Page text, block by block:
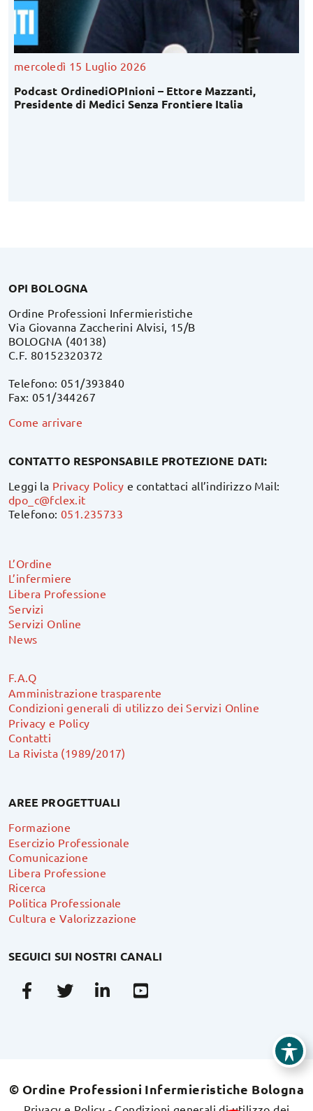
mercoledì 15 Luglio 2026
Podcast OrdinediOPInioni – Ettore Mazzanti,
Presidente di Medici Senza Frontiere Italia
OPI BOLOGNA
Ordine Professioni Infermieristiche
Via Giovanna Zaccherini Alvisi, 15/B
BOLOGNA (40138)
C.F. 80152320372
Telefono: 051/393840
Fax: 051/344267
Come arrivare
CONTATTO RESPONSABILE PROTEZIONE DATI:
Leggi la Privacy Policy e contattaci all’indirizzo Mail:
dpo_c@fclex.it
Telefono:051.235733
L’Ordine
L’infermiere
Libera Professione
Servizi
Servizi Online
News
F.A.Q
Amministrazione trasparente
Condizioni generali di utilizzo dei Servizi Online
Privacy e Policy
Contatti
La Rivista (1989/2017)
AREE PROGETTUALI
Formazione
Esercizio Professionale
Comunicazione
Libera Professione
Ricerca
Politica Professionale
Cultura e Valorizzazione
SEGUICI SUI NOSTRI CANALI
FacebookTwitterLinkedin
© Ordine Professioni Infermieristiche Bologna